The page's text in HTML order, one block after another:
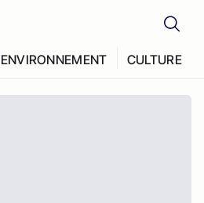
ENVIRONNEMENT CULTURE